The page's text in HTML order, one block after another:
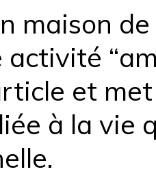
maison
activité
et
à la vie